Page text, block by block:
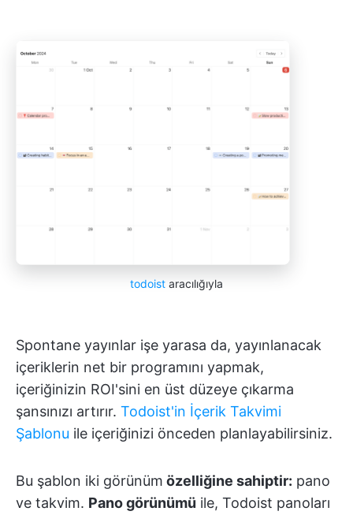
todoist aracılığıyla
Spontane yayınlar işe yarasa da, yayınlanacak
içeriklerin net bir programını yapmak,
içeriğinizin ROI'sini en üst düzeye çıkarma
şansınızı artırır. Todoist'in İçerik Takvimi
Şablonu ile içeriğinizi önceden planlayabilirsiniz.
Bu şablon iki görünüm özelliğine sahiptir: pano
ve takvim. Pano görünümü ile, Todoist panoları